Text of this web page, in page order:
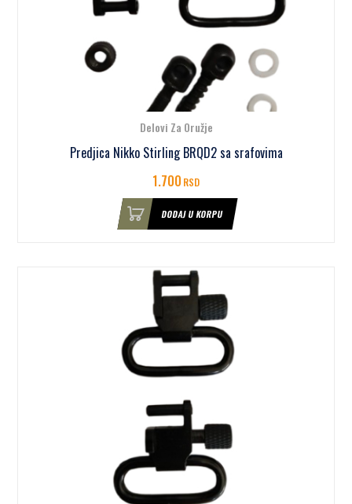
Delovi Za Oružje
Predjica Nikko Stirling BRQD2 sa srafovima
1.700RSD
DODAJ U KORPU